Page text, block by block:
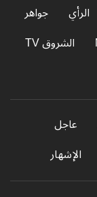
الرأي
جواهر
الشروق TV
عاجل
الإشهار